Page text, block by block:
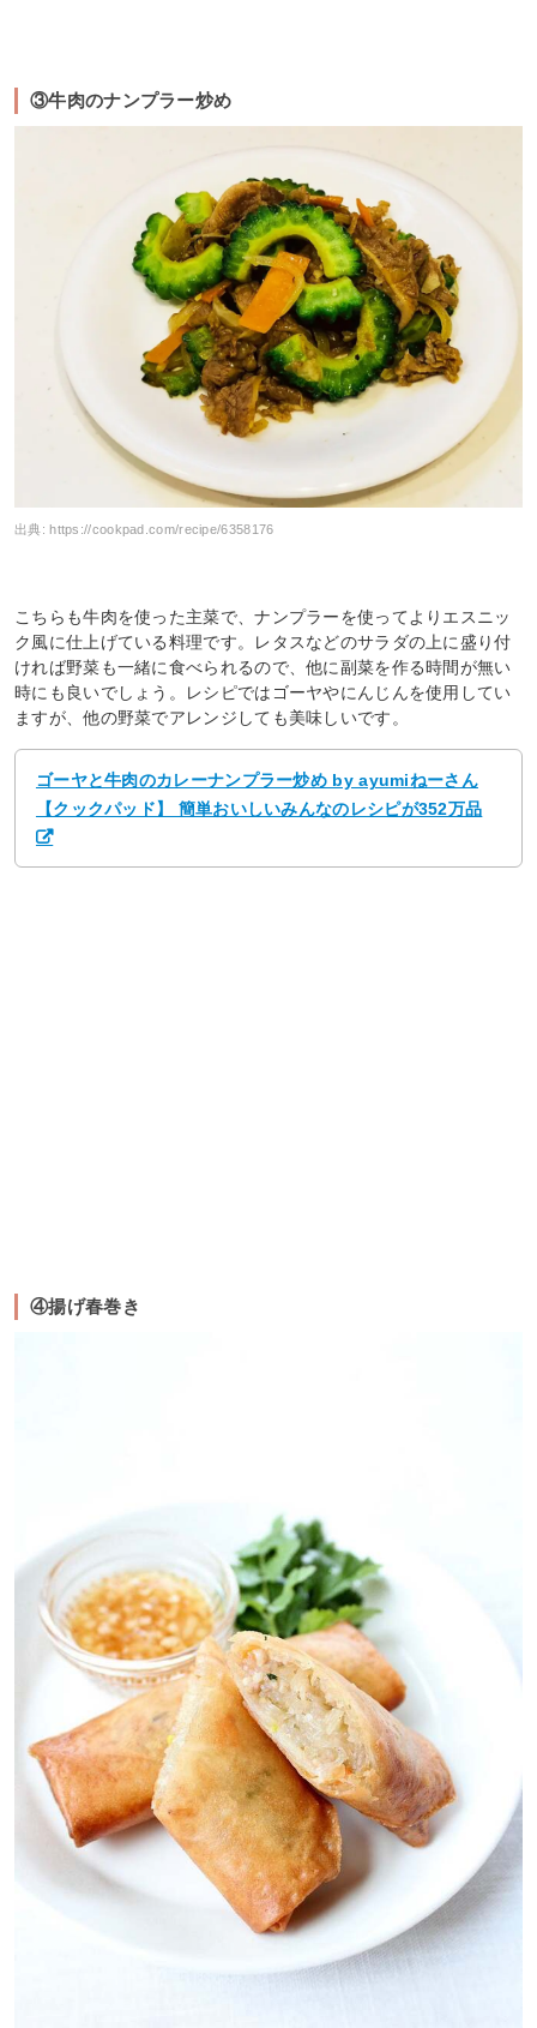
③牛肉のナンプラー炒め
出典:https://cookpad.com/recipe/6358176
こちらも牛肉を使った主菜で、ナンプラーを使ってよりエスニッ
ク風に仕上げている料理です。レタスなどのサラダの上に盛り付
ければ野菜も一緒に食べられるので、他に副菜を作る時間が無い
時にも良いでしょう。レシピではゴーヤやにんじんを使用してい
ますが、他の野菜でアレンジしても美味しいです。
ゴーヤと牛肉のカレーナンプラー炒め by ayumiねーさん
【クックパッド】 簡単おいしいみんなのレシピが352万品
④揚げ春巻き